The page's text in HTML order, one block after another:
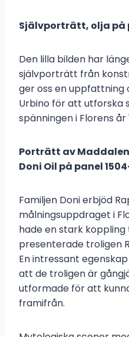
Självporträtt, olja på
Den lilla bilden har
självporträtt från
ger oss en uppfattning
Urbino för att utforska
spänningen i Florens år
Porträtt av
Doni Oil på panel
Familjen Doni erbjöd
målningsuppdraget i
hade en stark
presenterade troligen
En intressant
att de troligen är
utformade för att
framifrån.